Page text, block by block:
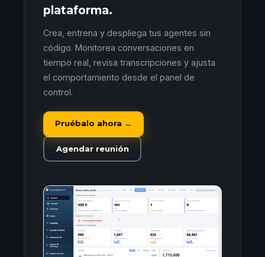
plataforma.
Crea, entrena y despliega tus agentes sin
código. Monitorea conversaciones en
tiempo real, revisa transcripciones y ajusta
el comportamiento desde el panel de
control.
Pruébalo ahora →
Agendar reunión